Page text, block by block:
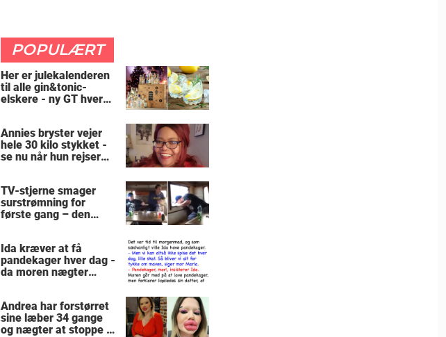
POPULÆRT
Her er julekalenderen
til alle gin&tonic-
elskere - ny GT hver
Annies bryster vejer
hele 30 kilo stykket -
se nu når hun rejser
TV-stjerne smager
surstrømning for
første gang – den
skrige af grin
Ida kræver at få
pandekager hver dag -
da moren nægter
fremmed
Andrea har forstørret
sine læber 34 gange
og nægter at stoppe -